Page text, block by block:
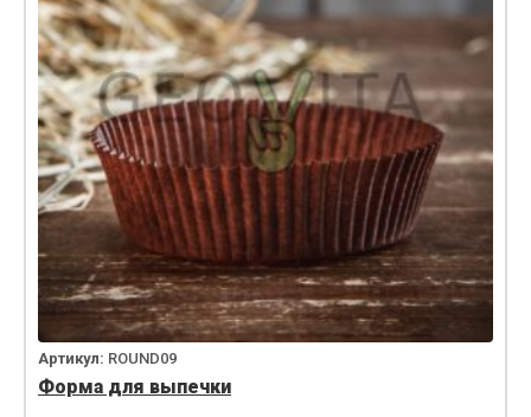
Артикул: ROUND09
Форма для выпечки